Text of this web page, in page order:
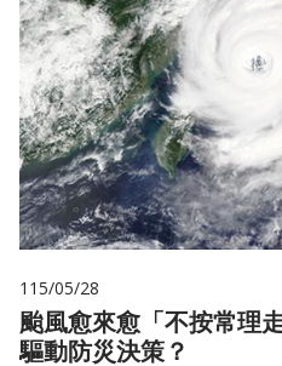
115/05/28
颱風愈來愈「不按常理
驅動防災決策？